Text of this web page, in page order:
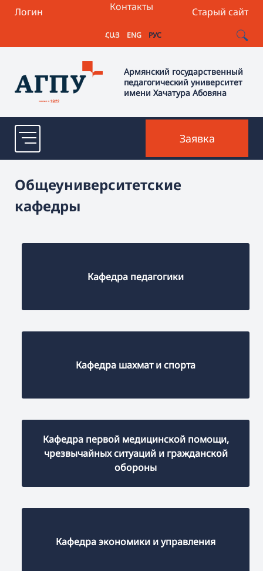
Логин Старый сайт
Контакты
ՀԱՅ ENG РУС
Армянский государственный
педагогический университет
имени Хачатура Абовяна
Заявка
Общеуниверситетские
кафедры
Кафедра педагогики
Кафедра шахмат и спорта
Кафедра первой медицинской помощи,
чрезвычайных ситуаций и гражданской
обороны
Кафедра экономики и управления